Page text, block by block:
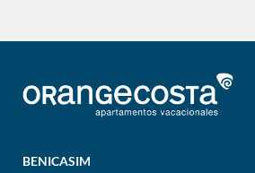
BENICASIM